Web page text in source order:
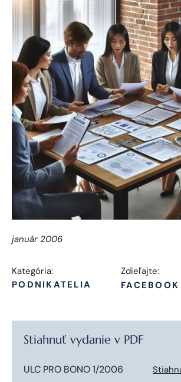
január 2006
Kategória:
PODNIKATELIA
Zdieľajte:
FACEBOOK
Stiahnuť vydanie v PDF
ULC PRO BONO 1/2006